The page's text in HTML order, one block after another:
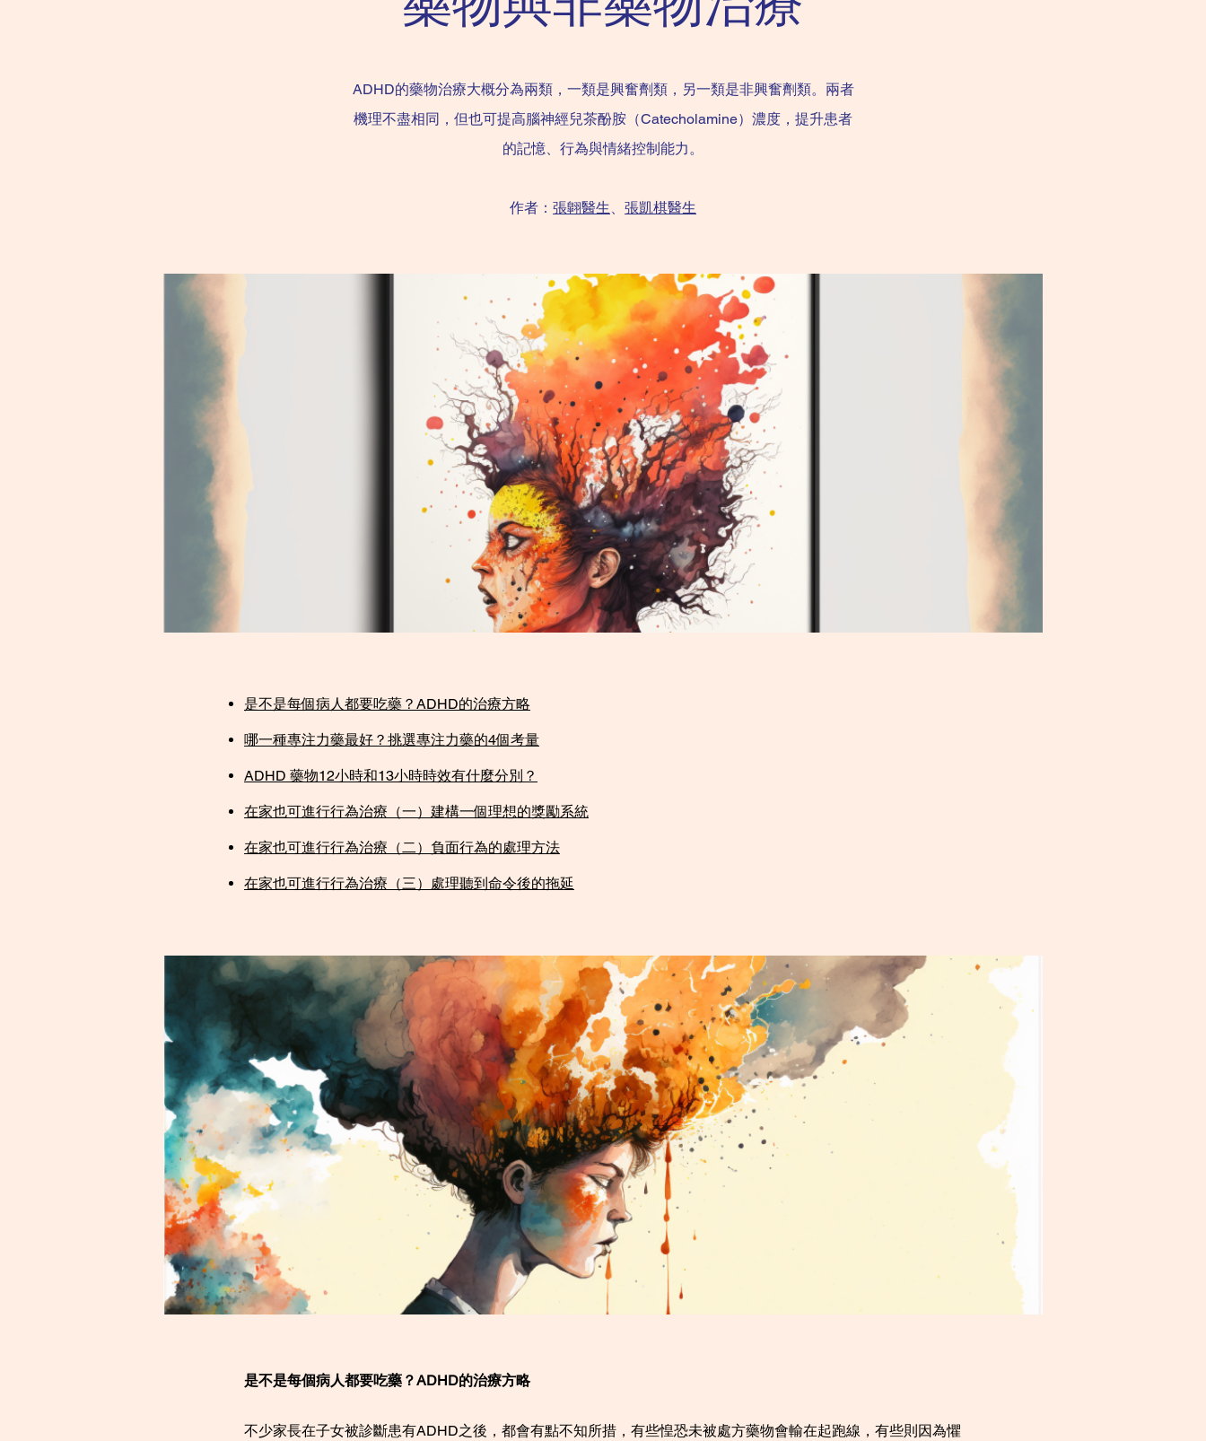
ADHD的藥物治療大概分為兩類，一類是興奮劑類，另一類是非興奮劑類。兩者
機理不盡相同，但也可提高腦神經兒茶酚胺（Catecholamine）濃度，提升患者
的記憶、行為與情緒控制能力。
​作者： 張翺醫生、 張凱棋醫生
是不是每個病人都要吃藥？ADHD的治療方略​
哪一種專注力藥最好？挑選專注力藥的4個考量​
​ADHD 藥物12小時和13小時時效有什麼分別？
在家也可進行行為治療（一）建構一個理想的獎勵系統​
在家也可進行行為治療（二）負面行為的處理方法​
在家也可進行行為治療（三）處理聽到命令後的拖延
是不是每個病人都要吃藥？ADHD的治療方略
不少家長在子女被診斷患有ADHD之後，都會有點不知所措，有些惶恐未被處方藥物會輸在起跑線，有些則因為懼